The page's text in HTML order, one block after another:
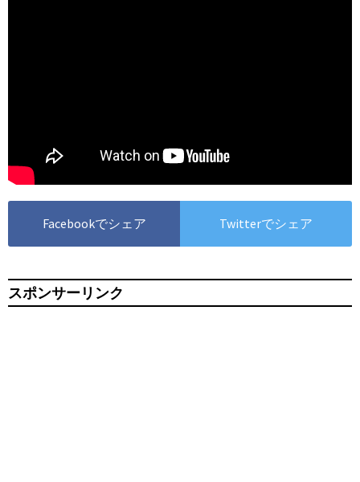
Facebookでシェア Twitterでシェア
スポンサーリンク